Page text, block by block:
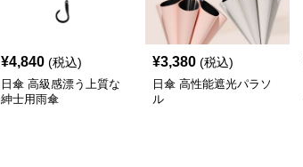
¥4,840 (税込)
日傘 高級感漂う上質な
紳士用雨傘
¥3,380 (税込)
日傘 高性能遮光パラソ
ル